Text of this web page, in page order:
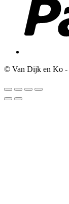
© Van Dijk en Ko -